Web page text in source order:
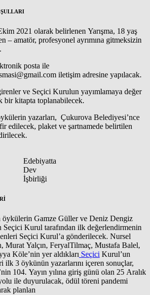
2021 olarak belirlenen Yarışma, 18 yaş
– amatör, profesyonel ayrımına gitmeksizin
posta ile
iletişim adresine yapılacak.
ve Seçici Kurulun yayımlamaya değer
bir kitapta toplanabilecek.
yazarları, Çukurova Belediyesi’nce
edilecek, plaket ve şartnamede belirtilen
Edebiyatta
Dev
İşbirliği
öykülerin Gamze Güller ve Deniz Dengiz
Seçici Kurul tarafından ilk değerlendirmenin
Seçici Kurul’a gönderilecek. Nursel
Murat Yalçın, FeryalTilmaç, Mustafa Balel,
Köle’nin yer aldıkları Seçici Kurul’un
ilk 3 öykünün yazarlarını içeren sonuçlar,
104. Yayın yılına giriş günü olan 25 Aralık
ile duyurulacak, ödül töreni pandemi
planlan